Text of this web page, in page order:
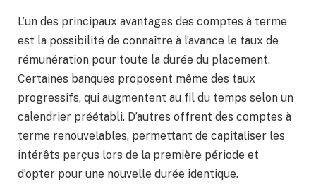
L’un des principaux avantages des comptes à terme
est la possibilité de connaître à l’avance le taux de
rémunération pour toute la durée du placement.
Certaines banques proposent même des taux
progressifs, qui augmentent au fil du temps selon un
calendrier préétabli. D’autres offrent des comptes à
terme renouvelables, permettant de capitaliser les
intérêts perçus lors de la première période et
d’opter pour une nouvelle durée identique.